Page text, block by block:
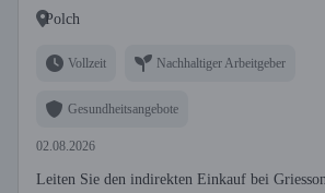
Polch
Vollzeit Nachhaltiger Arbeitgeber
Gesundheitsangebote
02.08.2026
Leiten Sie den indirekten Einkauf bei